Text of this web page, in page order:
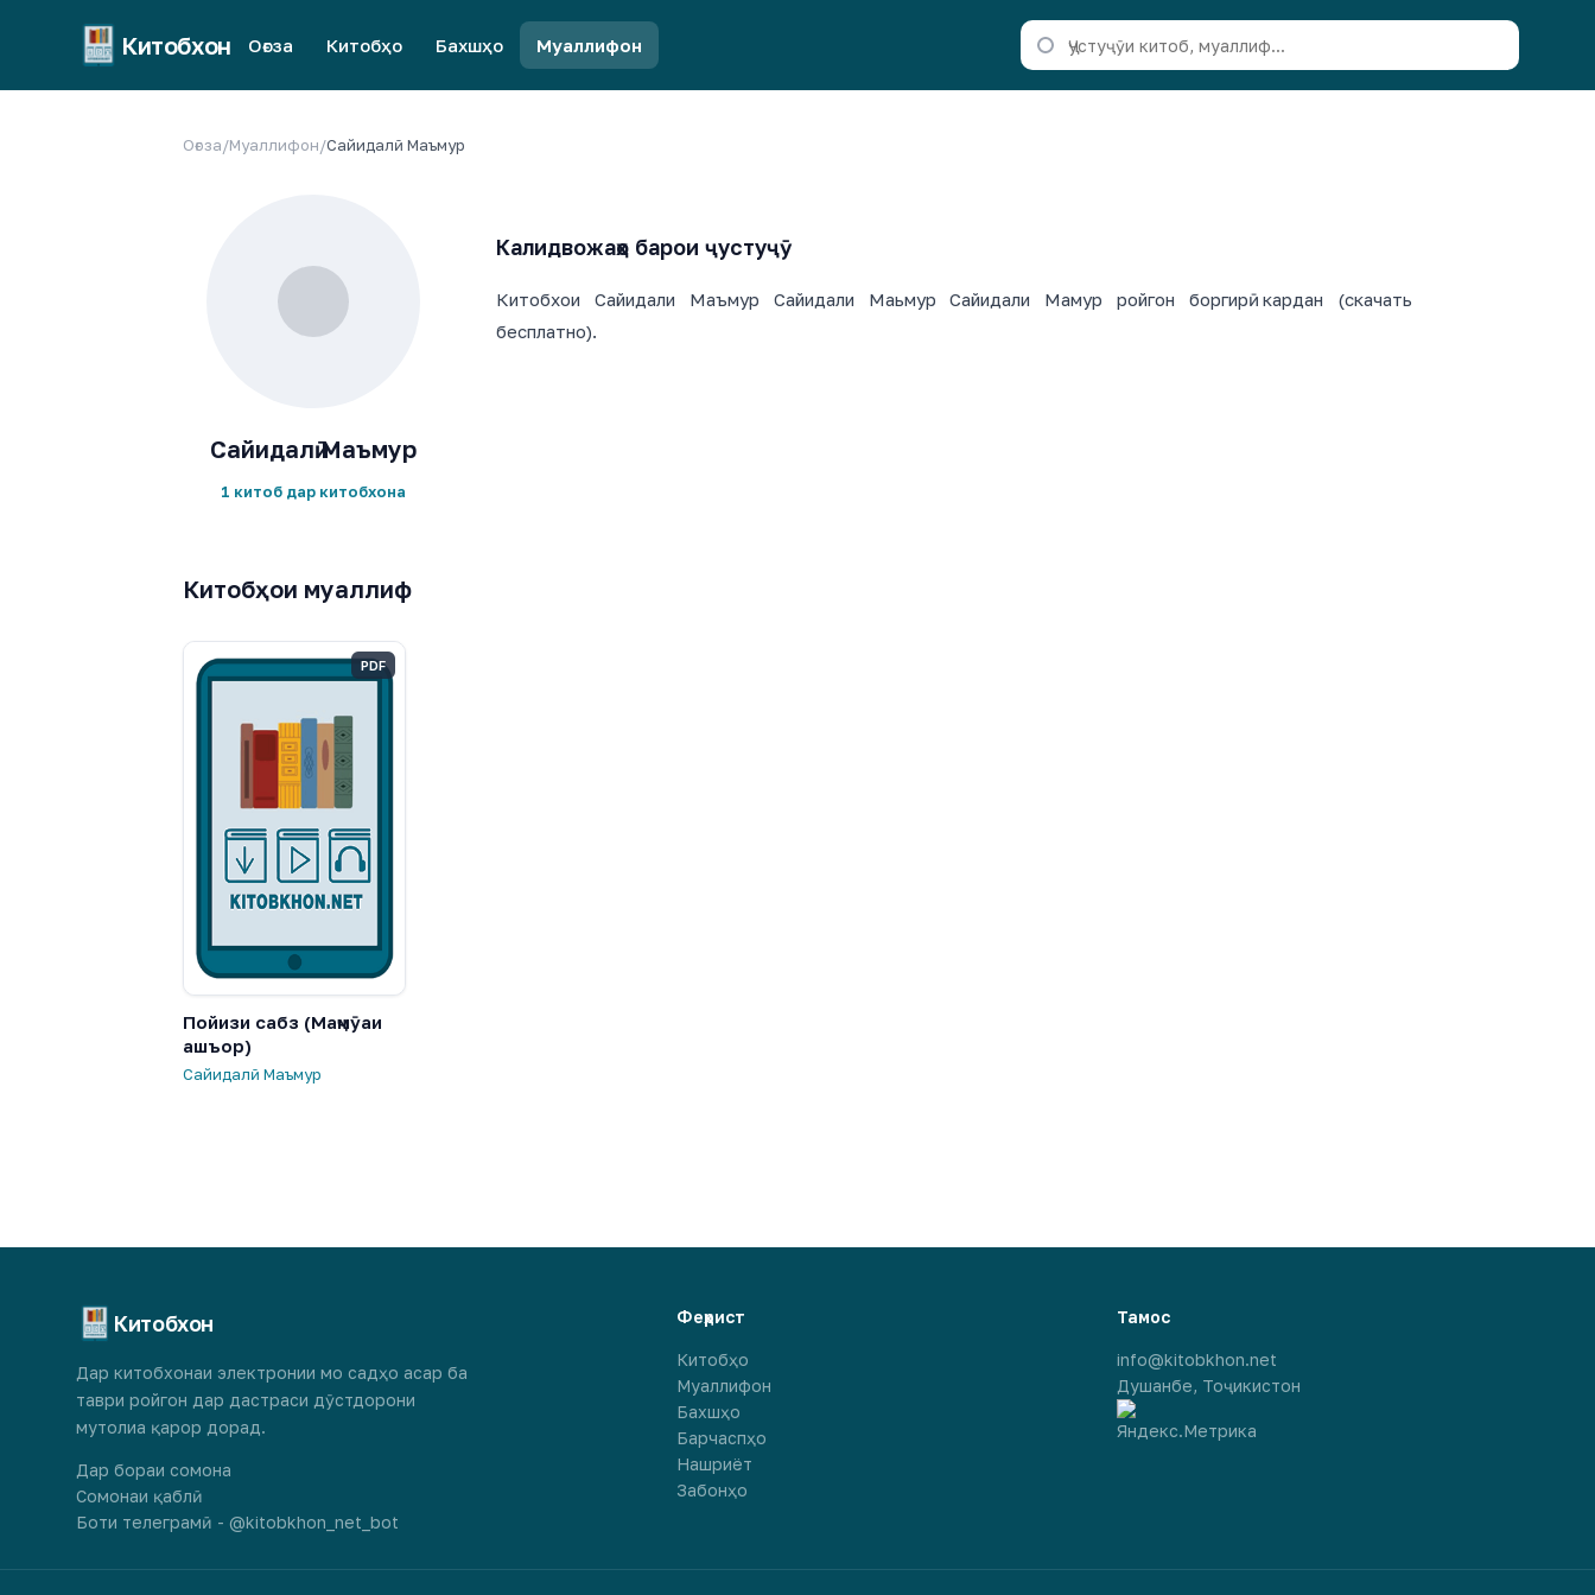
Китобхон Оғоза Китобҳо Бахшҳо Муаллифон
Оғоза/Муаллифон/Сайидалӣ Маъмур
Сайидалӣ Маъмур
1 китоб дар китобхона
Калидвожаҳо барои ҷустуҷӯ
Китобхои Сайидали Маъмур Сайидали Маьмур Сайидали Мамур ройгон боргирӣ кардан (скачать
бесплатно).
Китобҳои муаллиф
PDF
Пойизи сабз (Маҷмӯаи
ашъор)
Сайидалӣ Маъмур
Китобхон
Дар китобхонаи электронии мо садҳо асар ба
таври ройгон дар дастраси дӯстдорони
мутолиа қарор дорад.
Дар бораи сомона
Сомонаи қаблӣ
Боти телеграмӣ - @kitobkhon_net_bot
Феҳрист
Китобҳо
Муаллифон
Бахшҳо
Барчаспҳо
Нашриёт
Забонҳо
Тамос
info@kitobkhon.net
Душанбе, Тоҷикистон